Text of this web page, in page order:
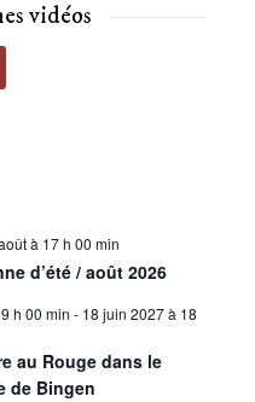
vidéos
à 17 h 00 min
d’été / août 2026
h 00 min - 18 juin 2027 à 18
au Rouge dans le
de Bingen